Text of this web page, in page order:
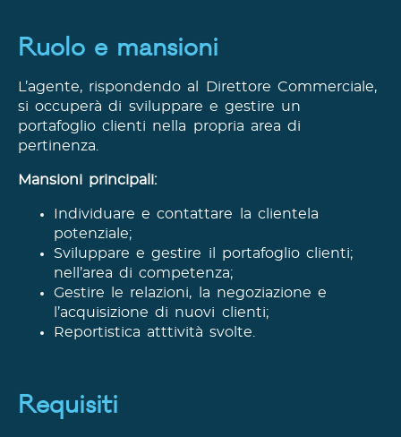
Ruolo e mansioni
L’agente, rispondendo al Direttore Commerciale,
si occuperà di sviluppare e gestire un
portafoglio clienti nella propria area di
pertinenza.
Mansioni principali:
Individuare e contattare la clientela
potenziale;
Sviluppare e gestire il portafoglio clienti;
nell’area di competenza;
Gestire le relazioni, la negoziazione e
l’acquisizione di nuovi clienti;
Reportistica atttività svolte.
Requisiti